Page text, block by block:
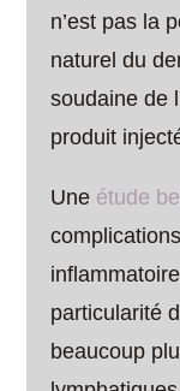
n’est pas la
naturel du
soudaine de
produit
Une étude
particularité
beaucoup